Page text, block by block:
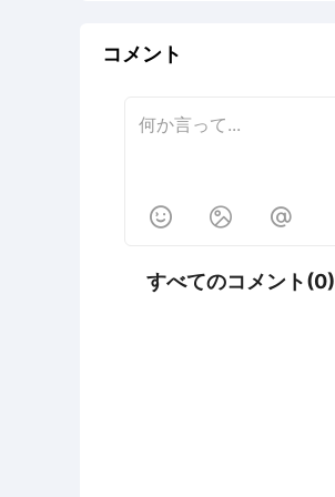
コメント
  
すべてのコメント(0)